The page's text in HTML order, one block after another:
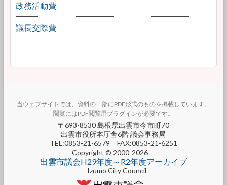
政務活動費
議長交際費
当ウェブサイトでは、資料の一部にPDF形式のものを掲載しています。
閲覧にはPDF閲覧用プラグインが必要です。
〒693-8530 島根県出雲市今市町70
出雲市役所本庁舎6階 議会事務局
TEL:0853-21-6579 FAX:0853-21-6251
Copyright © 2000-2026
出雲市議会H29年度～R2年度アーカイブ
Izumo City Council